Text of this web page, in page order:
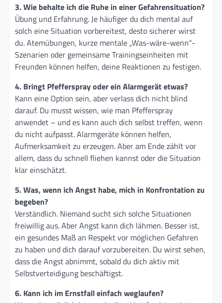
3. Wie behalte ich die Ruhe in einer Gefahrensituation?
Übung und Erfahrung. Je häufiger du dich mental auf
solch eine Situation vorbereitest, desto sicherer wirst
du. Atemübungen, kurze mentale „Was-wäre-wenn“-
Szenarien oder gemeinsame Trainingseinheiten mit
Freunden können helfen, deine Reaktionen zu festigen.
4. Bringt Pfefferspray oder ein Alarmgerät etwas?
Kann eine Option sein, aber verlass dich nicht blind
darauf. Du musst wissen, wie man Pfefferspray
anwendet – und es kann auch dich selbst treffen, wenn
du nicht aufpasst. Alarmgeräte können helfen,
Aufmerksamkeit zu erzeugen. Aber am Ende zählt vor
allem, dass du schnell fliehen kannst oder die Situation
klar einschätzt.
5. Was, wenn ich Angst habe, mich in Konfrontation zu
begeben?
Verständlich. Niemand sucht sich solche Situationen
freiwillig aus. Aber Angst kann dich lähmen. Besser ist,
ein gesundes Maß an Respekt vor möglichen Gefahren
zu haben und dich darauf vorzubereiten. Du wirst sehen,
dass die Angst abnimmt, sobald du dich aktiv mit
Selbstverteidigung beschäftigst.
6. Kann ich im Ernstfall einfach weglaufen?